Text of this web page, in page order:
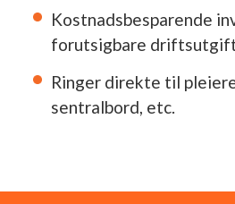
Kostnadsbesparende
forutsigbare
Ringer direkte til
sentralbord, etc.